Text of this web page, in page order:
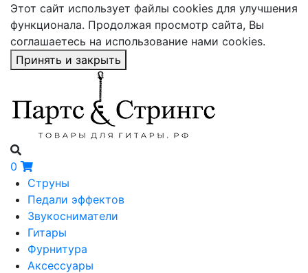
Этот сайт использует файлы cookies для улучшения
функционала. Продолжая просмотр сайта, Вы
соглашаетесь на использование нами cookies.
Принять и закрыть
0
Струны
Педали эффектов
Звукосниматели
Гитары
Фурнитура
Аксессуары